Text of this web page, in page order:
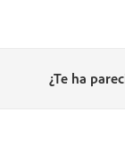
¿Te ha